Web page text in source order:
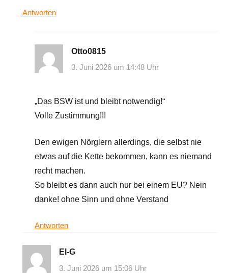
Antworten
Otto0815
3. Juni 2026 um 14:48 Uhr
„Das BSW ist und bleibt notwendig!“
Volle Zustimmung!!!
Den ewigen Nörglern allerdings, die selbst nie
etwas auf die Kette bekommen, kann es niemand
recht machen.
So bleibt es dann auch nur bei einem EU? Nein
danke! ohne Sinn und ohne Verstand
Antworten
El-G
3. Juni 2026 um 15:06 Uhr